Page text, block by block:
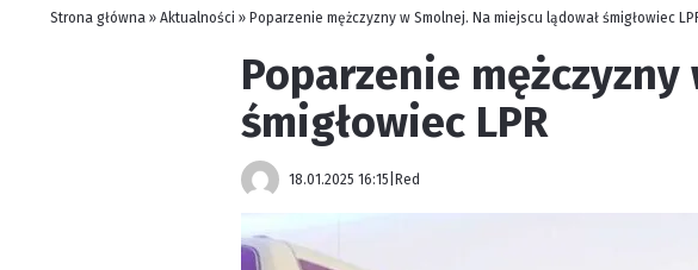
Strona główna » Aktualności » Poparzenie mężczyzny w Smolnej. Na miejscu lądował śmigłowiec
Poparzenie
śmigłowiec LPR
18.01.2025 16:15 Red